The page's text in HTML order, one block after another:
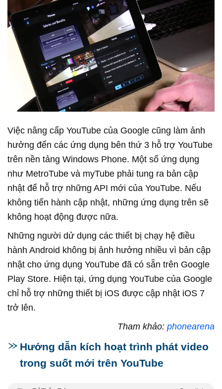
Việc nâng cấp YouTube của Google cũng làm ảnh
hưởng đến các ứng dụng bên thứ 3 hỗ trợ YouTube
trên nền tảng Windows Phone. Một số ứng dụng
như MetroTube và myTube phải tung ra bản cập
nhật để hỗ trợ những API mới của YouTube. Nếu
không tiến hành cập nhật, những ứng dụng trên sẽ
không hoạt động được nữa.
Những người dử dụng các thiết bị chạy hệ điều
hành Android không bị ảnh hưởng nhiều vì bản cập
nhật cho ứng dụng YouTube đã có sẵn trên Google
Play Store. Hiện tại, ứng dụng YouTube của Google
chỉ hỗ trợ những thiết bị iOS được cập nhật iOS 7
trở lên.
Tham khảo: phonearena
Hướng dẫn kích hoạt trình phát video
trong suốt mới trên YouTube